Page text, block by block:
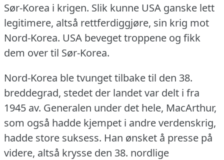
Sør-Korea i krigen. Slik kunne USA ganske lett
legitimere, altså rettferdiggjøre, sin krig mot
Nord-Korea. USA beveget troppene og fikk
dem over til Sør-Korea.
Nord-Korea ble tvunget tilbake til den 38.
breddegrad, stedet der landet var delt i fra
1945 av. Generalen under det hele, MacArthur,
som også hadde kjempet i andre verdenskrig,
hadde store suksess. Han ønsket å presse på
videre, altså krysse den 38. nordlige